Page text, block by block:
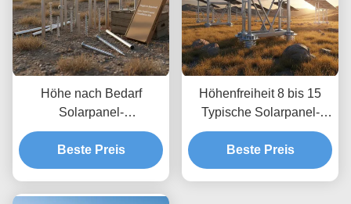
Höhe nach Bedarf
Solarpanel-
Bodenmontagesysteme,
die unbegrenzte Tiefe
ermöglichen,
Beste Preis
Höhenfreiheit 8 bis 15
Typische Solarpanel-
Bodenmontagesysteme
optimiert für Windlasten
bis zu 80 m pro Sekunde
Beste Preis